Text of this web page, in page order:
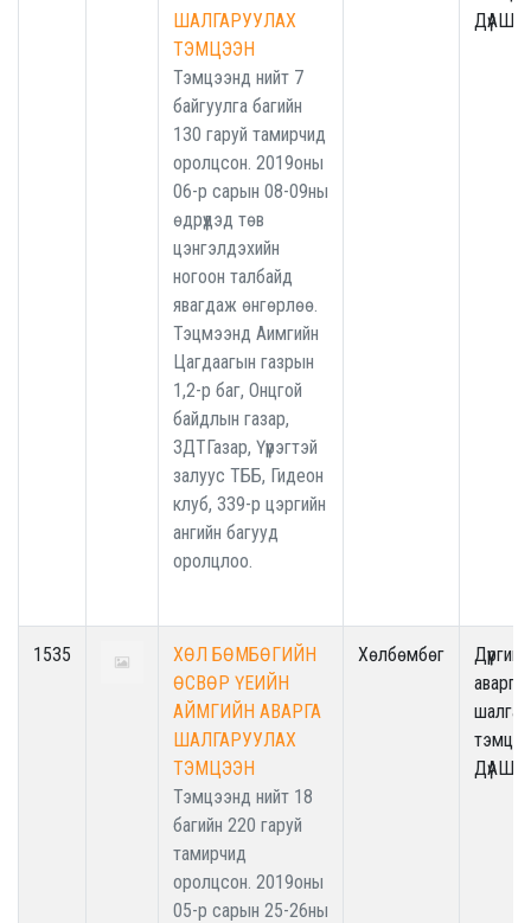
ШАЛГАРУУЛАХ
ТЭМЦЭЭН
Тэмцээнд нийт 7
байгуулга багийн
130 гаруй тамирчид
оролцсон. 2019оны
06-р сарын 08-09ны
өдрүүдэд төв
цэнгэлдэхийн
ногоон талбайд
явагдаж өнгөрлөө.
Тэцмээнд Аимгийн
Цагдаагын газрын
1,2-р баг, Онцгой
байдлын газар,
ЗДТГазар, Үүүрэгтэй
залуус ТББ, Гидеон
клуб, 339-р цэргийн
ангийн багууд
оролцлоо.
ДүАШТ
1535
ХӨЛ БӨМБӨГИЙН
ӨСВӨР ҮЕИЙН
АЙМГИЙН АВАРГА
ШАЛГАРУУЛАХ
ТЭМЦЭЭН
Тэмцээнд нийт 18
багийн 220 гаруй
тамирчид
оролцсон. 2019оны
05-р сарын 25-26ны
Хөлбөмбөг
Дүүргийн
аварга
ДүАШТ